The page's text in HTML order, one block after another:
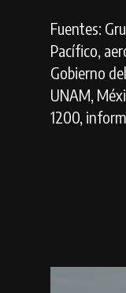
Fuentes:
Pacífico,
Gobierno
UNAM,
1200,